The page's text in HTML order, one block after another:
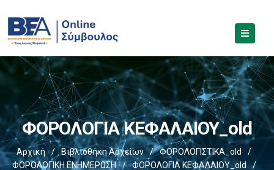
ΦΟΡΟΛΟΓΙΑ ΚΕΦΑΛΑΙΟΥ_old
Αρχική / Βιβλιοθήκη Αρχείων / ΦΟΡΟΛΟΓΙΣΤΙΚΑ_old
/
ΦΟΡΟΛΟΓΙΚΗ ΕΝΗΜΕΡΩΣΗ
/ ΦΟΡΟΛΟΓΙΑ ΚΕΦΑΛΑΙΟΥ_old
/